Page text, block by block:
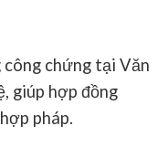
công chứng tại Văn
, giúp hợp đồng
pháp.